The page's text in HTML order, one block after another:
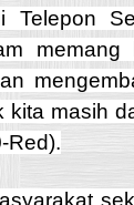
Telepon
masih
Red).